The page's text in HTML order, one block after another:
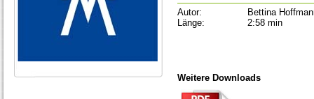
Autor:
Bettina
Länge:
2:58 min
Weitere Downloads